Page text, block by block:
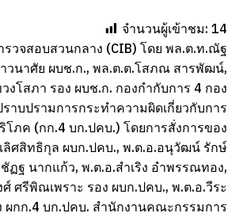
จำนวนผู้เข้าชม: 14
วจสอบสวนกลาง (CIB) โดย พล.ต.ท.ณัฐ
วนาศัย ผบช.ก., พล.ต.ต.โสภณ สารพัฒน์,
งโสภา รอง ผบช.ก. กองกำกับการ 4 กอง
าบปรามการกระทำความผิดเกี่ยวกับการ
โภค (กก.4 บก.ปคบ.) โดยการสั่งการของ
ลิศสิทธิกุล ผบก.ปคบ., พ.ต.อ.อนุวัฒน์ รักษ์
ฏฐ นากแก้ว, พ.ต.อ.สำเริง อำพรรณทอง,
ศรีพิณเพราะ รอง ผบก.ปคบ., พ.ต.อ.วีระ
ผกก.4 บก.ปคบ. สำนักงานคณะกรรมการ